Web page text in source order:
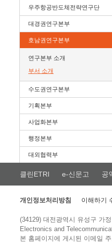
우주항공반도체전략연구단
대경권연구본부
호남권연구본부
연구본부 소개
부서 소개
수도권연구본부
기획본부
사업화본부
행정본부
대외협력부
클린ETRI e-신문고 공
개인정보처리방침 이해하기
(34129) 대전광역시 유성구 가
Electronics and
본 홈페이지에 게시된 이메일